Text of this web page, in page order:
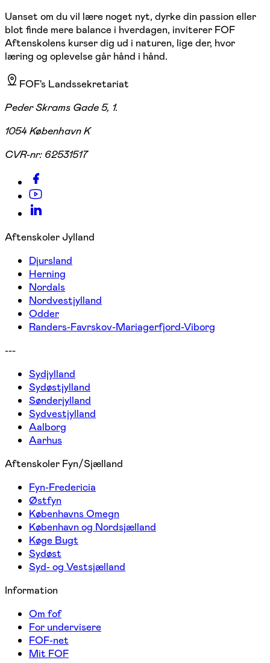
Uanset om du vil lære noget nyt, dyrke din passion eller
blot finde mere balance i hverdagen, inviterer FOF
Aftenskolens kurser dig ud i naturen, lige der, hvor
læring og oplevelse går hånd i hånd.
FOF's Landssekretariat
Peder Skrams Gade 5, 1.
1054 København K
CVR-nr: 62531517
Aftenskoler Jylland
Djursland
Herning
Nordals
Nordvestjylland
Odder
Randers-Favrskov-Mariagerfjord-Viborg
---
Sydjylland
Sydøstjylland
Sønderjylland
Sydvestjylland
Aalborg
Aarhus
Aftenskoler Fyn/Sjælland
Fyn-Fredericia
Østfyn
Københavns Omegn
København og Nordsjælland
Køge Bugt
Sydøst
Syd- og Vestsjælland
Information
Om fof
For undervisere
FOF-net
Mit FOF